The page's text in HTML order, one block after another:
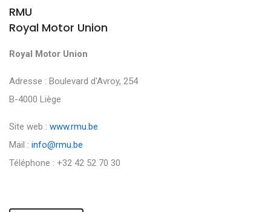
RMU
Royal Motor Union
Royal Motor Union
Adresse : Boulevard d'Avroy, 254
B-4000 Liège
Site web : www.rmu.be
Mail : info@rmu.be
Téléphone : +32 42 52 70 30